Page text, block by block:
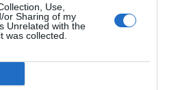
Use,
or Sharing of my
Unrelated with the
was collected.
sanchista. Hazte
de La Mareta:
un criminal”